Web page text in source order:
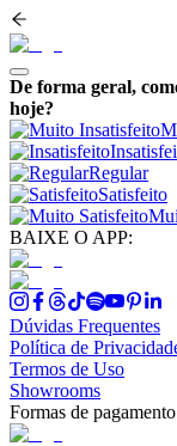
De forma geral,
hoje?
Regular
Satisfeito
BAIXE O APP:
Dúvidas Frequentes
Política de
Termos de Uso
Showrooms
Formas de pagamento